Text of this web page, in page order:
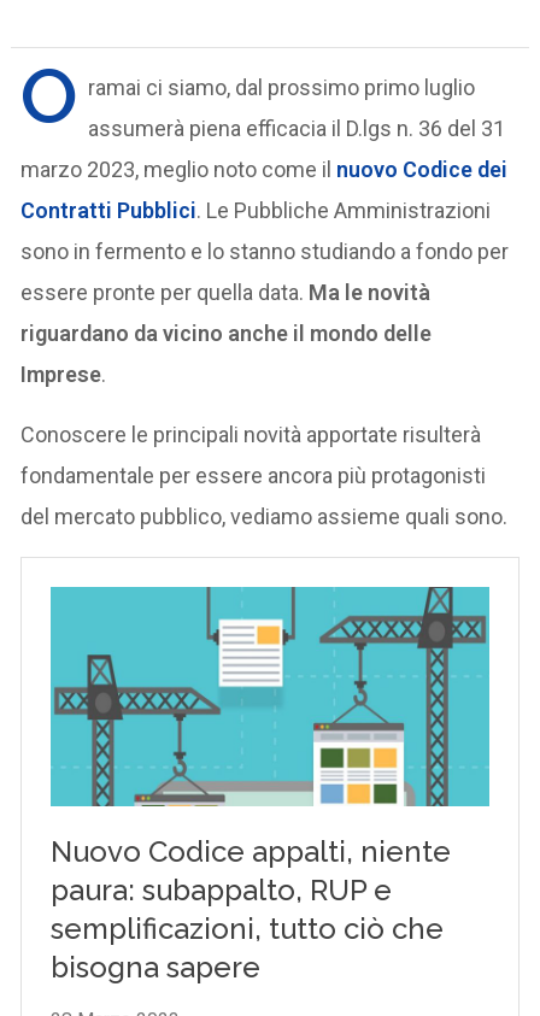
O ramai ci siamo, dal prossimo primo luglio
assumerà piena efficacia il D.lgs n. 36 del 31
marzo 2023, meglio noto come il nuovo Codice dei
Contratti Pubblici. Le Pubbliche Amministrazioni
sono in fermento e lo stanno studiando a fondo per
essere pronte per quella data. Ma le novità
riguardano da vicino anche il mondo delle
Imprese.
Conoscere le principali novità apportate risulterà
fondamentale per essere ancora più protagonisti
del mercato pubblico, vediamo assieme quali sono.